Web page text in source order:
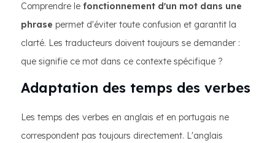
Comprendre le fonctionnement d'un mot dans une
phrase permet d'éviter toute confusion et garantit la
clarté. Les traducteurs doivent toujours se demander :
que signifie ce mot dans ce contexte spécifique ?
Adaptation des temps des verbes
Les temps des verbes en anglais et en portugais ne
correspondent pas toujours directement. L'anglais